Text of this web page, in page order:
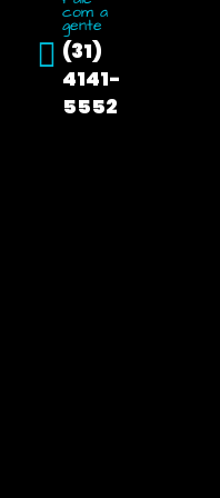
com a
gente
(31)
4141-
5552